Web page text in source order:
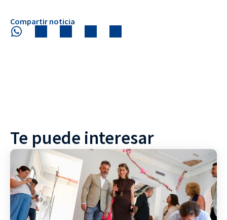
Compartir noticia
Te puede interesar